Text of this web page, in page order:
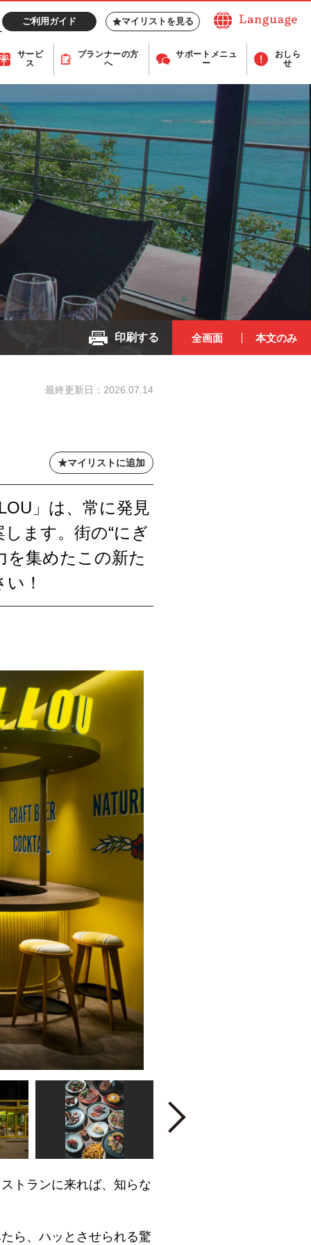
ご利用ガイド マイリストを見る
サービ
ス
プランナーの方
へ
サポート メニュ
ー
おしら
せ
印刷する 全画面 本文のみ
最終更新日： 2026.07.14
マイリストに追加
」は、常に発見
ます。街の“にぎ
を集めたこの新た
！
Next
トランに来れば、知らな
ら、ハッとさせられる驚